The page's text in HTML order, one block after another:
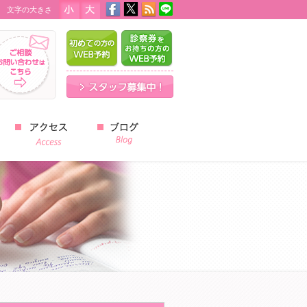
文字の大きさ
はじめての方のWEB予約